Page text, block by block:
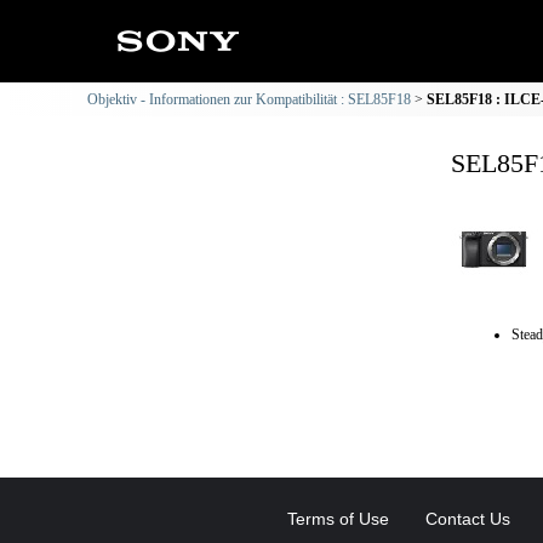
Objektiv - Informationen zur Kompatibilität : SEL85F18 SEL85F18 :
Terms of Use Contact Us